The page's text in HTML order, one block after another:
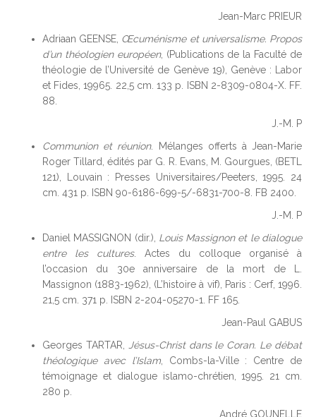
Jean-Marc PRIEUR
Adriaan GEENSE, Œcuménisme et universalisme. Propos
d’un théologien européen, (Publications de la Faculté de
théologie de l’Université de Genève 19), Genève : Labor
et Fides, 19965. 22,5 cm. 133 p. ISBN 2-8309-0804-X. FF.
88.
J.-M. P
Communion et réunion. Mélanges offerts à Jean-Marie
Roger Tillard, édités par G. R. Evans, M. Gourgues, (BETL
121), Louvain : Presses Universitaires/Peeters, 1995. 24
cm. 431 p. ISBN 90-6186-699-5/-6831-700-8. FB 2400.
J.-M. P
Daniel MASSIGNON (dir.), Louis Massignon et le dialogue
entre les cultures. Actes du colloque organisé à
l’occasion du 30e anniversaire de la mort de L.
Massignon (1883-1962), (L’histoire à vif), Paris : Cerf, 1996.
21,5 cm. 371 p. ISBN 2-204-05270-1. FF 165.
Jean-Paul GABUS
Georges TARTAR,
Jésus-Christ dans le Coran. Le débat
théologique avec l’Islam, Combs-la-Ville : Centre de
témoignage et dialogue islamo-chrétien, 1995. 21 cm.
280 p.
André GOUNELLE